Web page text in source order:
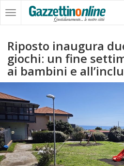
Riposto inaugura
giochi: un fine
ai bambini e